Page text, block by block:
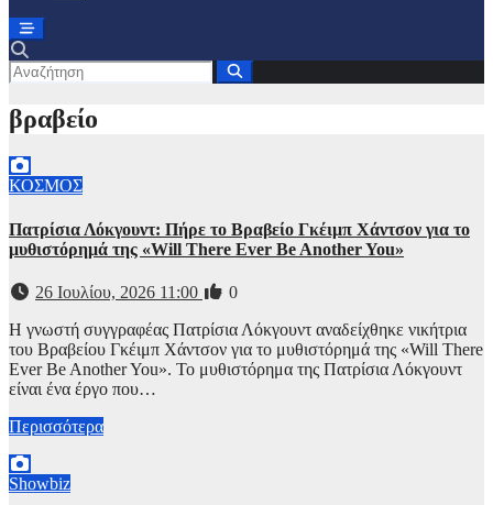
βραβείο
ΚΟΣΜΟΣ
Πατρίσια Λόκγουντ: Πήρε το Βραβείο Γκέιμπ Χάντσον για το
μυθιστόρημά της «Will There Ever Be Another You»
26 Ιουλίου, 2026 11:00
0
Η γνωστή συγγραφέας Πατρίσια Λόκγουντ αναδείχθηκε νικήτρια
του Βραβείου Γκέιμπ Χάντσον για το μυθιστόρημά της «Will There
Ever Be Another You». Το μυθιστόρημα της Πατρίσια Λόκγουντ
είναι ένα έργο που…
Περισσότερα
Showbiz